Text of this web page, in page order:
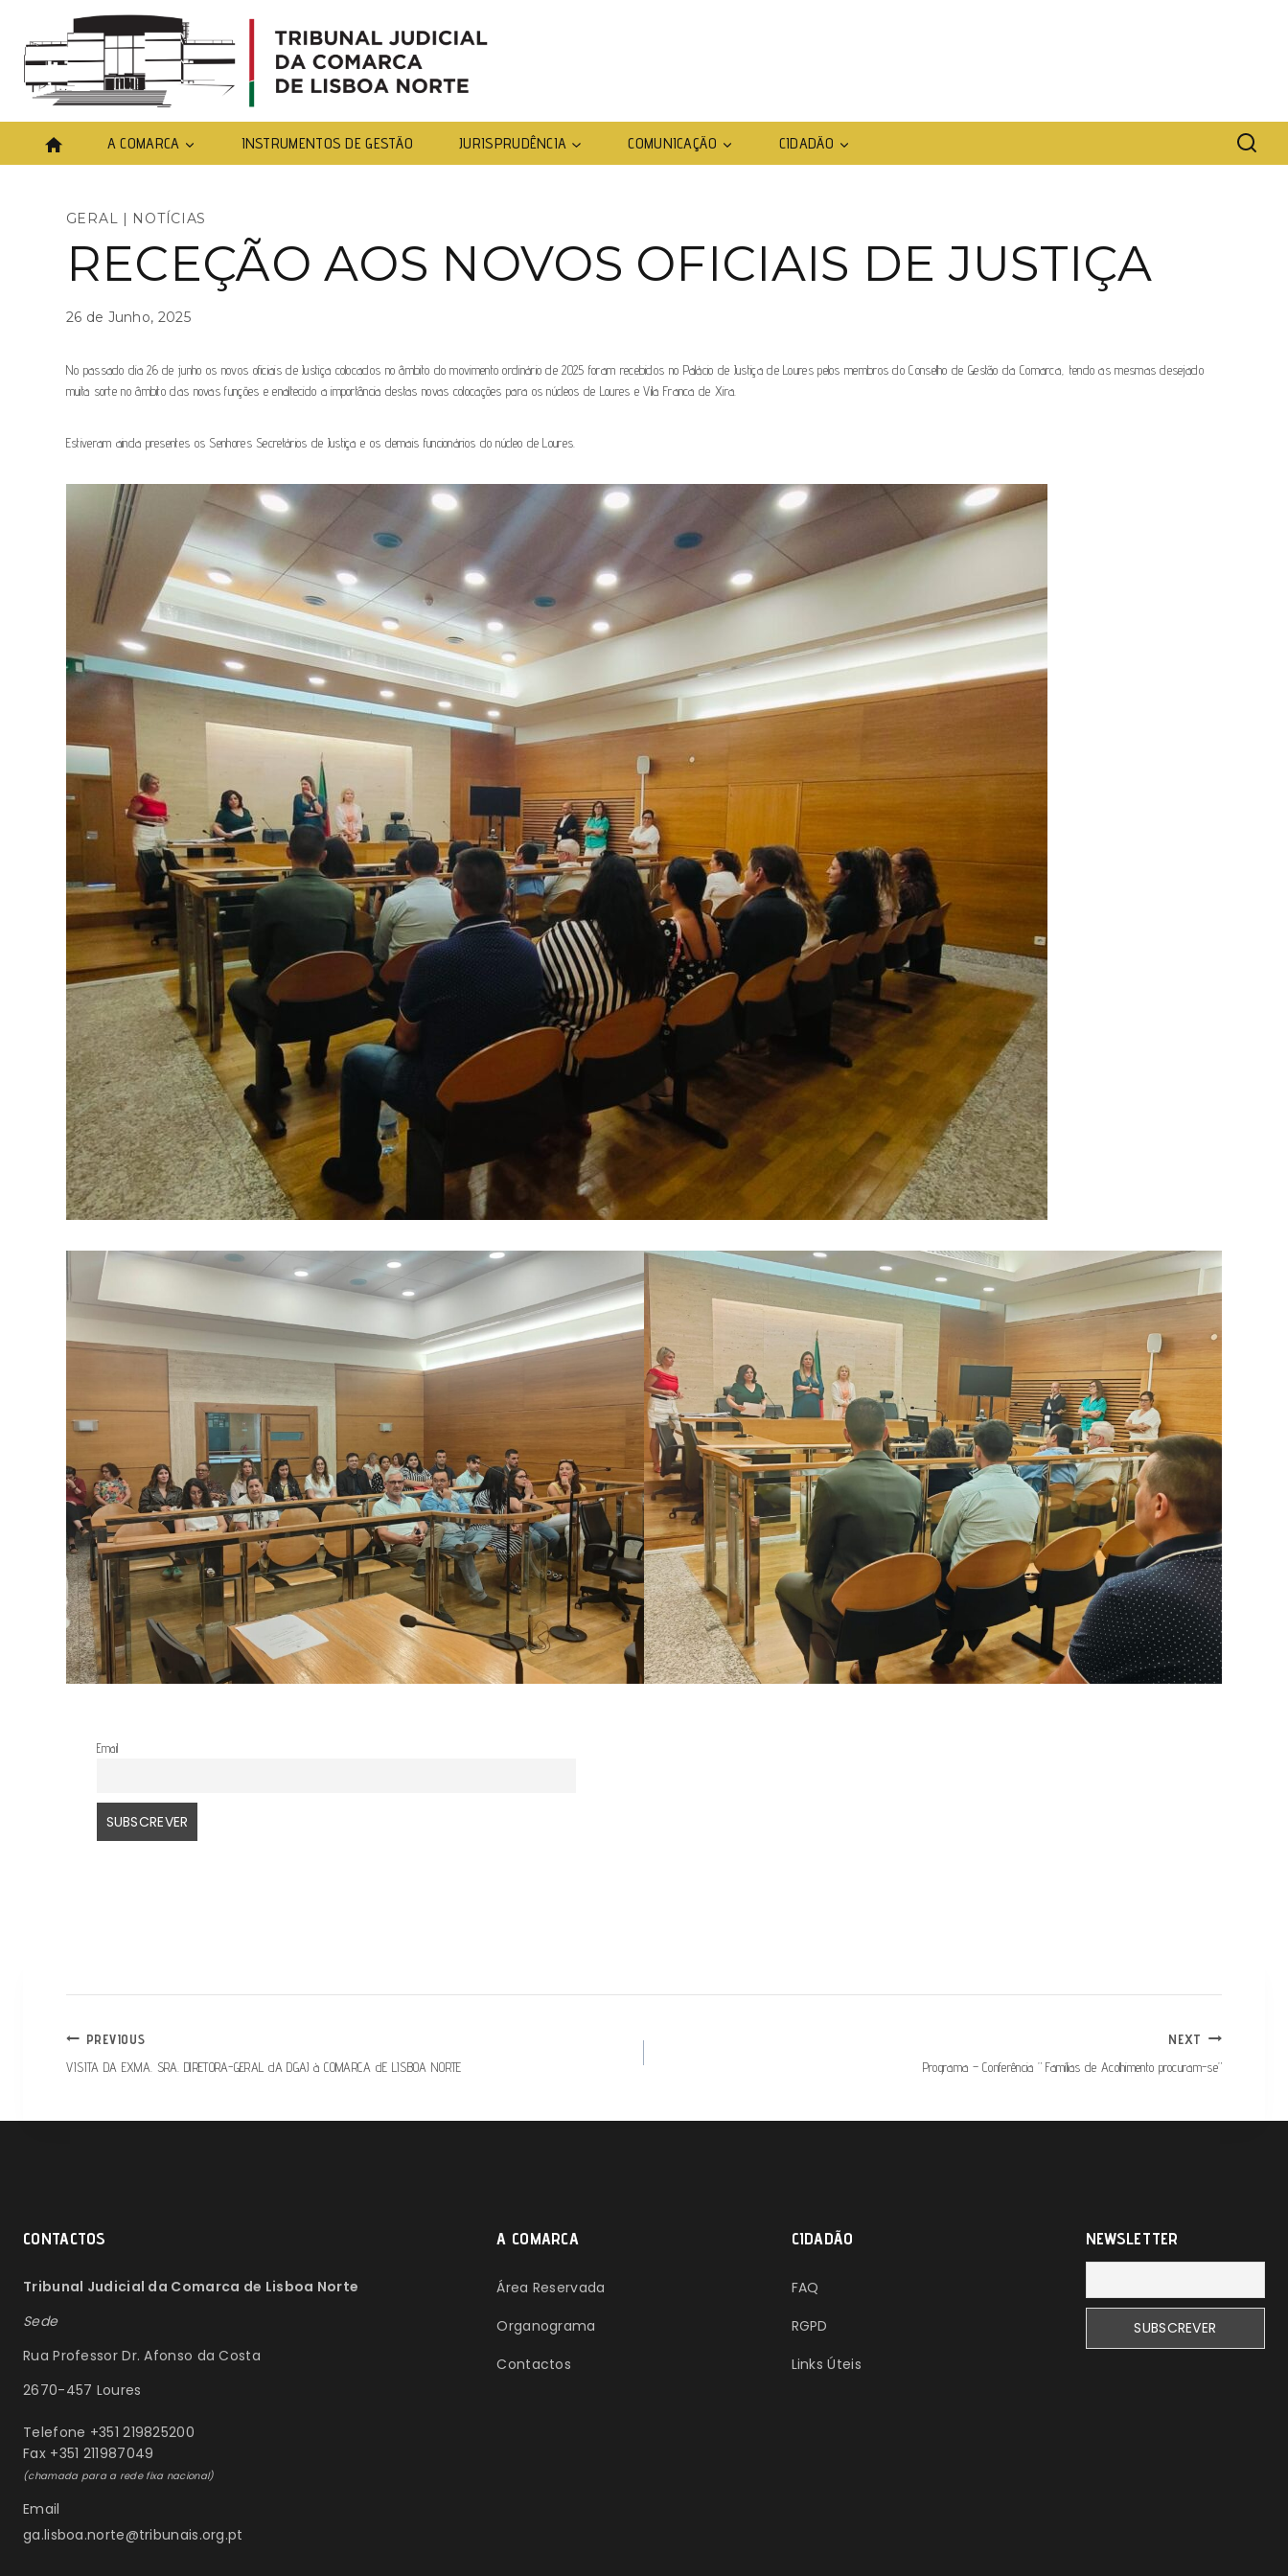
A COMARCA INSTRUMENTOS DE GESTÃO JURISPRUDÊNCIA COMUNICAÇÃO CIDADÃO
GERAL | NOTÍCIAS
RECEÇÃO AOS NOVOS OFICIAIS DE JUSTIÇA
26 de Junho, 2025
No passado dia 26 de junho os novos oficiais de Justiça colocados no âmbito do movimento ordinário de 2025 foram recebidos no Palácio de Justiça de Loures pelos membros do Conselho de Gestão da Comarca, tendo as mesmas desejado
muita sorte no âmbito das novas funções e enaltecido a importância destas novas colocações para os núcleos de Loures e Vila Franca de Xira.
Estiveram ainda presentes os Senhores Secretários de Justiça e os demais funcionários do núcleo de Loures.
Email
PREVIOUS
VISITA DA EXMA. SRA. DIRETORA-GERAL dA DGAJ à COMARCA dE LISBOA NORTE
NEXT
Programa – Conferência ” Famílias de Acolhimento procuram-se”
CONTACTOS
Tribunal Judicial da Comarca de Lisboa Norte
Sede
Rua Professor Dr. Afonso da Costa
2670-457 Loures
Telefone +351 219825200
Fax +351 211987049
(chamada para a rede fixa nacional)
Email
ga.lisboa.norte@tribunais.org.pt
A COMARCA
Área Reservada
Organograma
Contactos
CIDADÃO
FAQ
RGPD
Links Úteis
NEWSLETTER